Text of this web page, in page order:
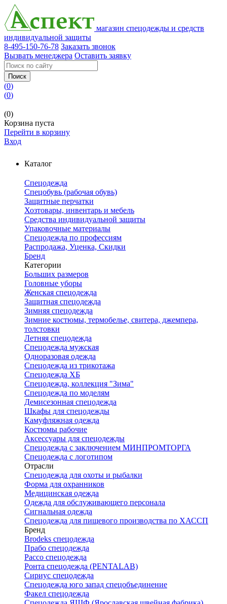
магазин спецодежды и средств
индивидуальной защиты
8-495-150-76-78 Заказать звонок
Вызвать менеджера Оставить заявку
Поиск
(0)
(0)
(0)
Корзина пуста
Перейти в корзину
Вход
Каталог
Спецодежда
Спецобувь (рабочая обувь)
Защитные перчатки
Хозтовары, инвентарь и мебель
Средства индивидуальной защиты
Упаковочные материалы
Спецодежда по профессиям
Распродажа, Уценка, Скидки
Бренд
Категории
Больших размеров
Головные уборы
Женская спецодежда
Защитная спецодежда
Зимняя спецодежда
Зимние костюмы, термобелье, свитера, джемпера,
толстовки
Летняя спецодежда
Спецодежда мужская
Одноразовая одежда
Спецодежда из трикотажа
Спецодежда ХБ
Спецодежда, коллекция "Зима"
Спецодежда по моделям
Демисезонная спецодежда
Шкафы для спецодежды
Камуфляжная одежда
Костюмы рабочие
Аксессуары для спецодежды
Спецодежда с заключением МИНПРОМТОРГА
Спецодежда с логотипом
Отрасли
Спецодежда для охоты и рыбалки
Форма для охранников
Медицинская одежда
Одежда для обслуживающего персонала
Сигнальная одежда
Спецодежда для пищевого производства по ХАССП
Бренд
Brodeks спецодежда
Прабо спецодежда
Рассо спецодежда
Ронта спецодежда (PENTALAB)
Сириус спецодежда
Спецодежда юго запад спецобъединение
Факел спецодежда